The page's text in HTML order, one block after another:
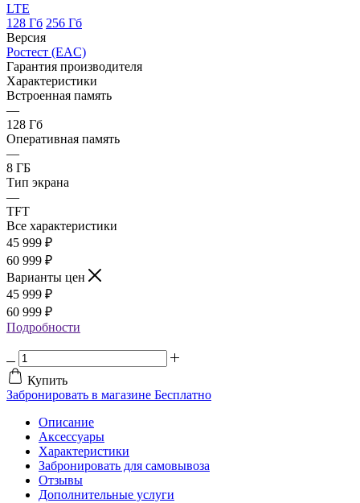
LTE
128 Гб 256 Гб
Версия
Ростест (EAC)
Гарантия производителя
Характеристики
Встроенная память
—
128 Гб
Оперативная память
—
8 ГБ
Тип экрана
—
TFT
Все характеристики
45 999 ₽
60 999 ₽
Варианты цен
45 999 ₽
60 999 ₽
Подробности
Купить
Забронировать в магазине Бесплатно
Описание
Аксессуары
Характеристики
Забронировать для самовывоза
Отзывы
Дополнительные услуги